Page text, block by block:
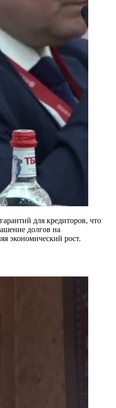
для кредиторов, что
долгов на
экономический рост.